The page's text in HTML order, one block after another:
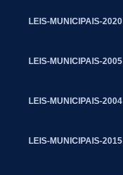
LEIS-MUNICIPAIS-2020
LEIS-MUNICIPAIS-2005
LEIS-MUNICIPAIS-2004
LEIS-MUNICIPAIS-2015